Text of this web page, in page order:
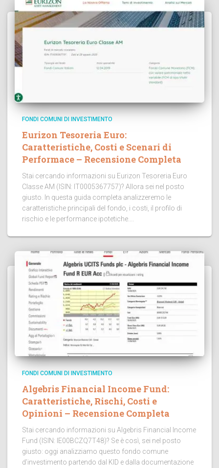
FONDI COMUNI DI INVESTIMENTO
Eurizon Tesoreria Euro:
Caratteristiche, Costi e Scenari di
Performace – Recensione Completa
Stai cercando informazioni su Eurizon Tesoreria Euro
Classe AM (ISIN: IT0005367757)? Allora sei nel posto
giusto. In questa guida completa analizzeremo le
caratteristiche principali del fondo, i costi, il profilo di
rischio e le performance ipotetiche....
FONDI COMUNI DI INVESTIMENTO
Algebris Financial Income Fund:
Caratteristiche, Rischi, Costi e
Opinioni – Recensione Completa
Stai cercando informazioni su Algebris Financial Income
Fund (ISIN: IE00BCZQ7T48)? Se è così, sei nel posto
giusto: oggi analizziamo questo fondo comune
d’investimento partendo dal KID e dalla documentazione